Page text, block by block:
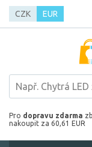
CZK EUR
Pro dopravu zdarma
nakoupit za 60,61 EUR